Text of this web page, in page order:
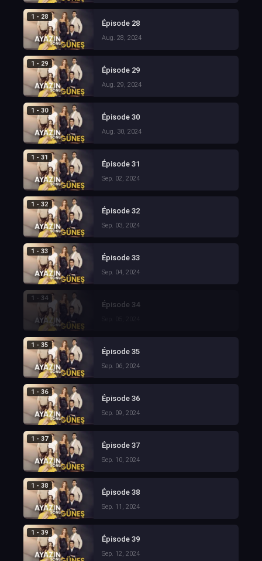
1 - 28
Épisode 28
Aug. 28, 2024
1 - 29
Épisode 29
Aug. 29, 2024
1 - 30
Épisode 30
Aug. 30, 2024
1 - 31
Épisode 31
Sep. 02, 2024
1 - 32
Épisode 32
Sep. 03, 2024
1 - 33
Épisode 33
Sep. 04, 2024
1 - 34
Épisode 34
1 - 35
Épisode 35
Sep. 06, 2024
1 - 36
Épisode 36
Sep. 09, 2024
1 - 37
Épisode 37
Sep. 10, 2024
1 - 38
Épisode 38
Sep. 11, 2024
1 - 39
Épisode 39
Sep. 12, 2024